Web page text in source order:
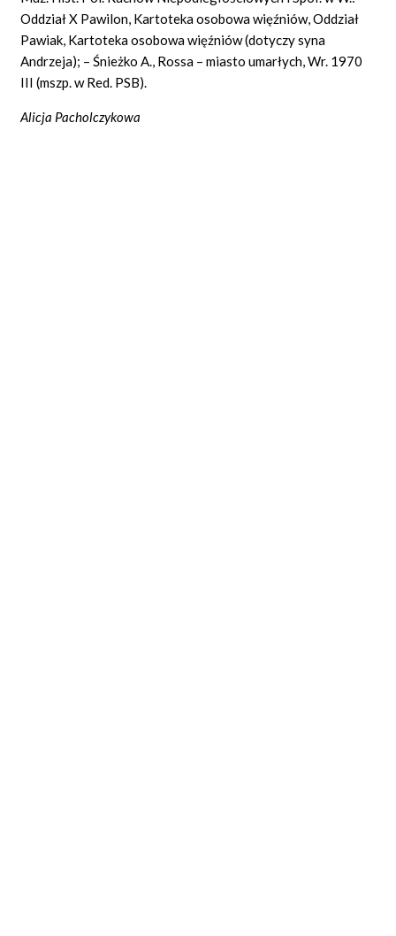
Oddział X Pawilon, Kartoteka osobowa więźniów, Oddział
Pawiak, Kartoteka osobowa więźniów (dotyczy syna
Andrzeja); – Śnieżko A., Rossa – miasto umarłych, Wr. 1970
III (mszp. w Red. PSB).
Alicja Pacholczykowa